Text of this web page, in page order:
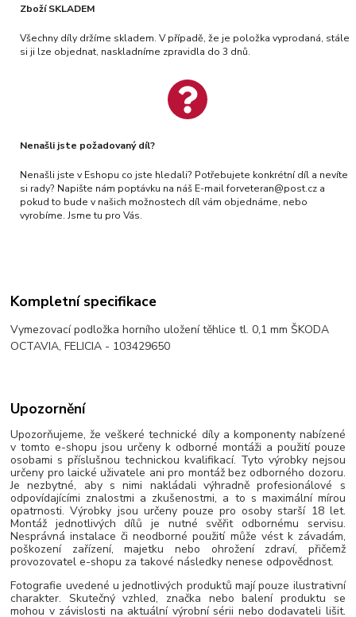
Zboží SKLADEM
Všechny díly držíme skladem. V případě, že je položka vyprodaná, stále
si ji lze objednat, naskladníme zpravidla do 3 dnů.
Nenašli jste požadovaný díl?
Nenašli jste v Eshopu co jste hledali? Potřebujete konkrétní díl a nevíte
si rady? Napište nám poptávku na náš E-mail forveteran@post.cz a
pokud to bude v našich možnostech díl vám objednáme, nebo
vyrobíme. Jsme tu pro Vás.
Kompletní specifikace
Vymezovací podložka horního uložení těhlice tl. 0,1 mm ŠKODA
OCTAVIA, FELICIA - 103429650
Upozornění
Upozorňujeme, že veškeré technické díly a komponenty nabízené
v tomto e-shopu jsou určeny k odborné montáži a použití pouze
osobami s příslušnou technickou kvalifikací. Tyto výrobky nejsou
určeny pro laické uživatele ani pro montáž bez odborného dozoru.
Je nezbytné, aby s nimi nakládali výhradně profesionálové s
odpovídajícími znalostmi a zkušenostmi, a to s maximální mírou
opatrnosti. Výrobky jsou určeny pouze pro osoby starší 18 let.
Montáž jednotlivých dílů je nutné svěřit odbornému servisu.
Nesprávná instalace či neodborné použití může vést k závadám,
poškození zařízení, majetku nebo ohrožení zdraví, přičemž
provozovatel e-shopu za takové následky nenese odpovědnost.
Fotografie uvedené u jednotlivých produktů mají pouze ilustrativní
charakter. Skutečný vzhled, značka nebo balení produktu se
mohou v závislosti na aktuální výrobní sérii nebo dodavateli lišit.